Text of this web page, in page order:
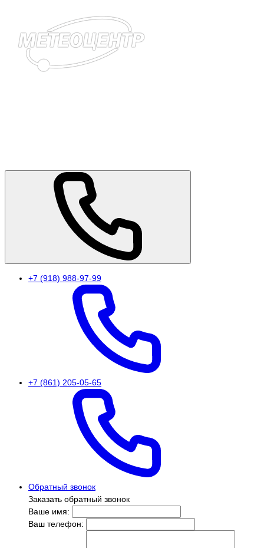
+7 (918) 988-97-99
+7 (861) 205-05-65
Обратный звонок
Заказать обратный звонок
Ваше имя:
Ваш телефон: